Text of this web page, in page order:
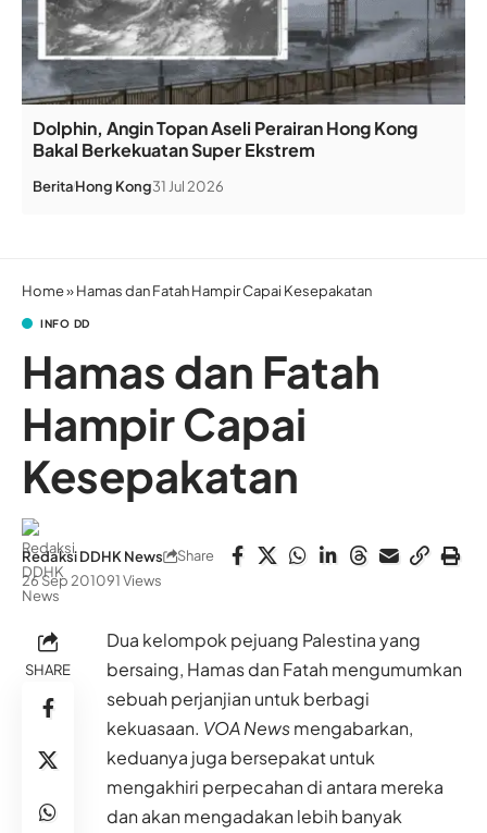
Dolphin, Angin Topan Aseli Perairan Hong Kong
Bakal Berkekuatan Super Ekstrem
BeritaHong Kong31 Jul 2026
Home»Hamas dan Fatah Hampir Capai Kesepakatan
INFO DD
Hamas dan Fatah
Hampir Capai
Kesepakatan
Redaksi DDHK News
26 Sep 201091 Views
Share
SHARE
Dua kelompok pejuang Palestina yang
bersaing, Hamas dan Fatah mengumumkan
sebuah perjanjian untuk berbagi
kekuasaan. VOA Newsmengabarkan,
keduanya juga bersepakat untuk
mengakhiri perpecahan di antara mereka
dan akan mengadakan lebih banyak